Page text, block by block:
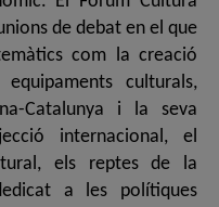
de debat en el que
com la creació
culturals,
Catalunya i la seva
internacional, el
els reptes de la
a les polítiques